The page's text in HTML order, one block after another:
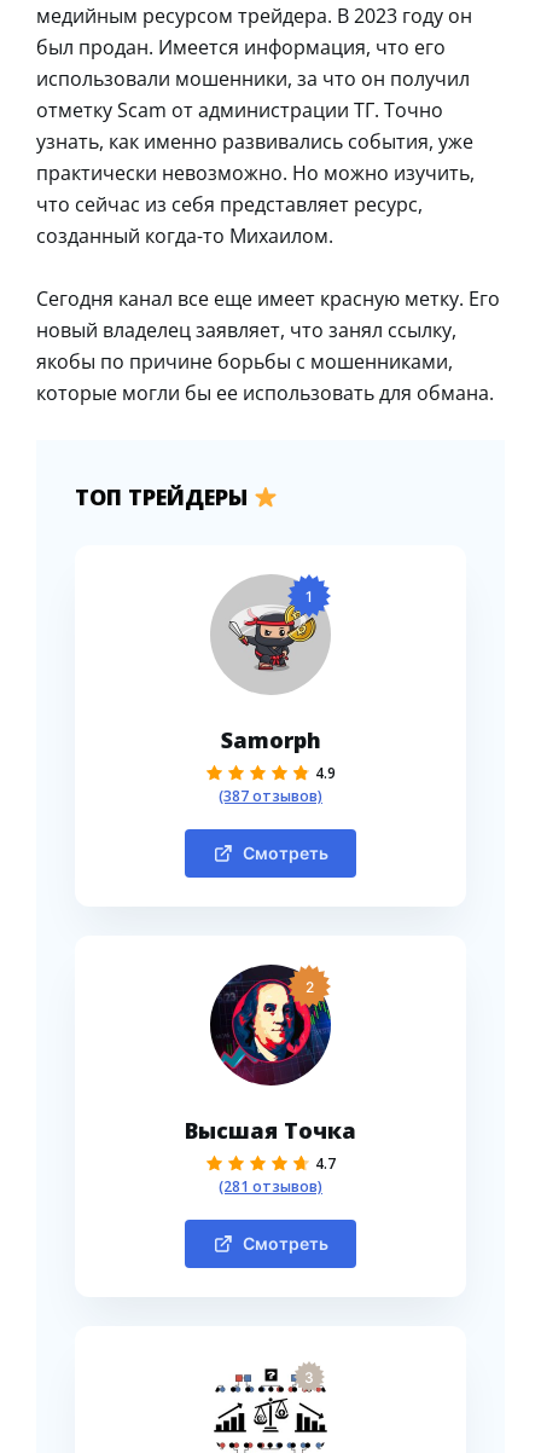
медийным ресурсом трейдера. В 2023 году он
был продан. Имеется информация, что его
использовали мошенники, за что он получил
отметку Scam от администрации ТГ. Точно
узнать, как именно развивались события, уже
практически невозможно. Но можно изучить,
что сейчас из себя представляет ресурс,
созданный когда-то Михаилом.
Сегодня канал все еще имеет красную метку. Его
новый владелец заявляет, что занял ссылку,
якобы по причине борьбы с мошенниками,
которые могли бы ее использовать для обмана.
ТОП ТРЕЙДЕРЫ
1
Samorph
4.9
(387 отзывов)
Смотреть
2
Высшая Точка
4.7
(281 отзывов)
Смотреть
3